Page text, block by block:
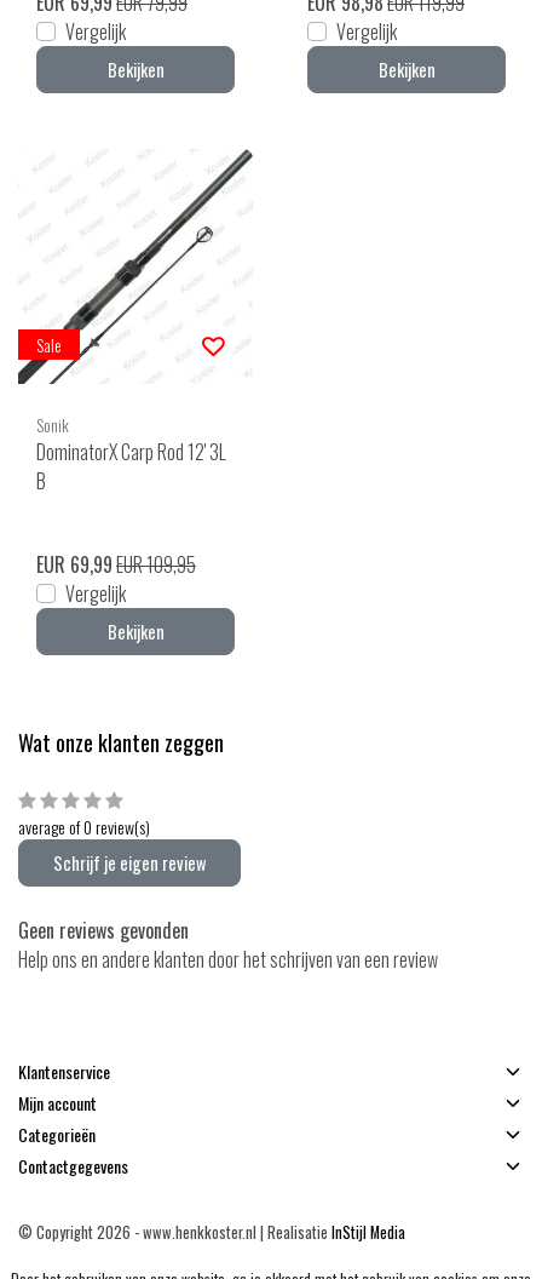
Vergelijk
Bekijken
Vergelijk
Bekijken
Sale
Sonik
DominatorX Carp Rod 12' 3L
B
EUR 69,99EUR 109,95
Vergelijk
Bekijken
Wat onze klanten zeggen
average of 0 review(s)
Schrijf je eigen review
Geen reviews gevonden
Help ons en andere klanten door het schrijven van een review
Klantenservice
Mijn account
Categorieën
Contactgegevens
© Copyright 2026 - www.henkkoster.nl | Realisatie InStijl Media